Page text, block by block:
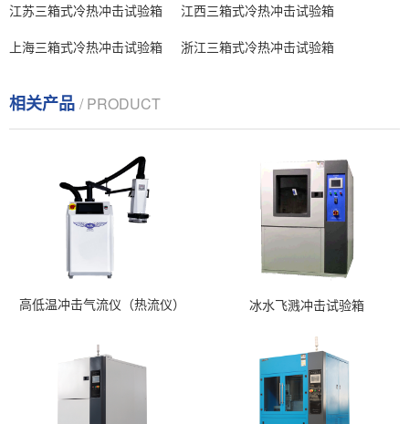
江苏三箱式冷热冲击试验箱
江西三箱式冷热冲击试验箱
上海三箱式冷热冲击试验箱
浙江三箱式冷热冲击试验箱
相关产品 / PRODUCT
高低温冲击气流仪（热流仪） 冰水飞溅冲击试验箱